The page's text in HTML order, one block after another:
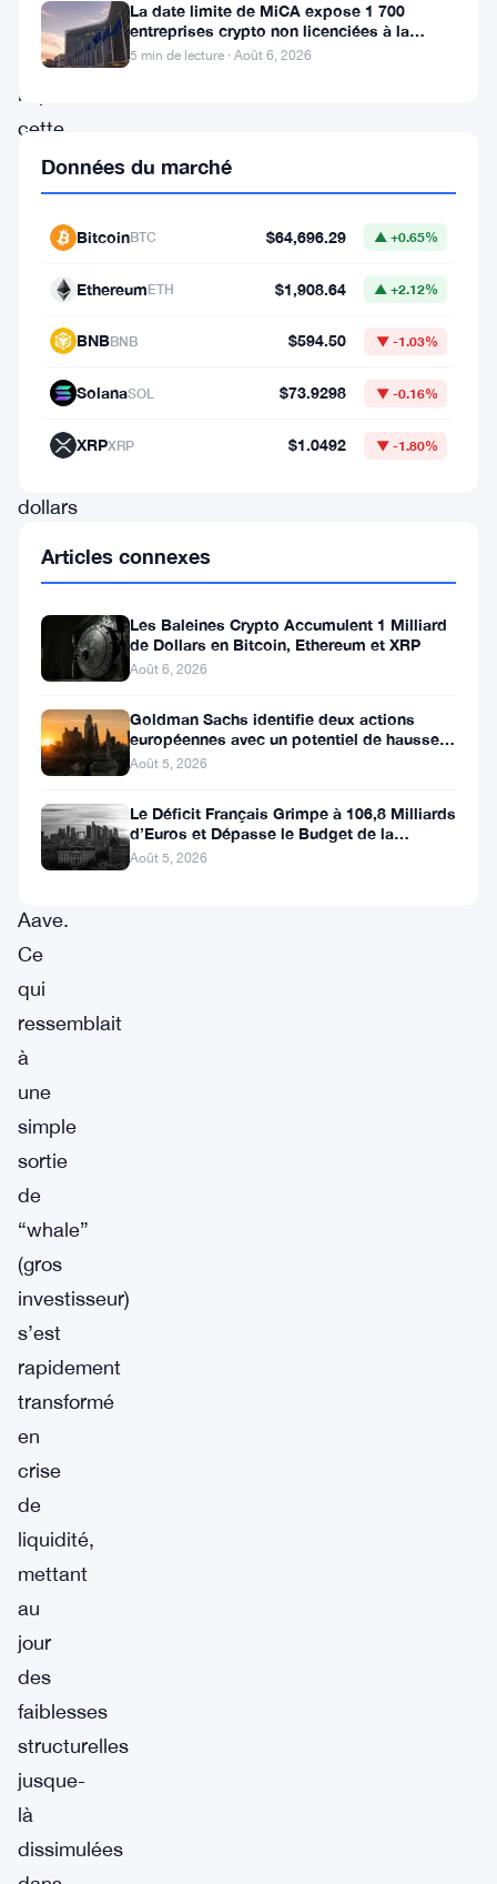
mise
l’épreuve
cette
semaine,
provoquée
retrait
massif
600
millions
dollars
Justin
Sun,
fondateur
Tron,
sur
Aave.
Ce
qui
ressemblait
à
une
simple
sortie
de
“whale”
(gros
investisseur)
s’est
rapidement
transformé
en
crise
de
liquidité,
mettant
au
jour
des
faiblesses
structurelles
jusque-
là
dissimulées
La date limite de MiCA expose 1 700
entreprises crypto non licenciées à la
fraude par usurpation
5 min de lecture · Août 6, 2026
Données du marché
BitcoinBTC $64,696.29 ▲ +0.65%
EthereumETH $1,908.64 ▲ +2.12%
BNBBNB $594.50 ▼ -1.03%
SolanaSOL $73.9298 ▼ -0.16%
XRPXRP $1.0492 ▼ -1.80%
Articles connexes
Les Baleines Crypto Accumulent 1 Milliard
de Dollars en Bitcoin, Ethereum et XRP
Août 6, 2026
Goldman Sachs identifie deux actions
européennes avec un potentiel de hausse
de plus de 100 %
Août 5, 2026
Le Déficit Français Grimpe à 106,8 Milliards
d’Euros et Dépasse le Budget de la
Défense
Août 5, 2026